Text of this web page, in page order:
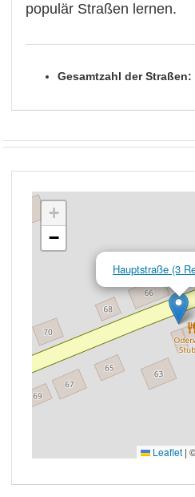
populär Straßen lernen.
Gesamtzahl der Straßen: